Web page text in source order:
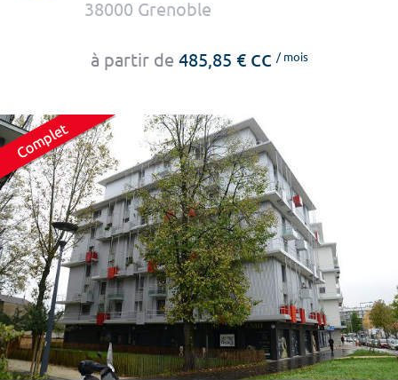
Budget min Budget max
Surface min
m²
Surface max
Type de location
Colocation
Votre date d'entrée
38000 Grenoble
à partir de 485,85 € cc / mois